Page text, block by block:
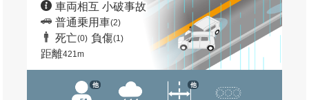
車両相互 小破事故
普通乗用車(2)
死亡(0) 負傷(1)
距離421m
他 他